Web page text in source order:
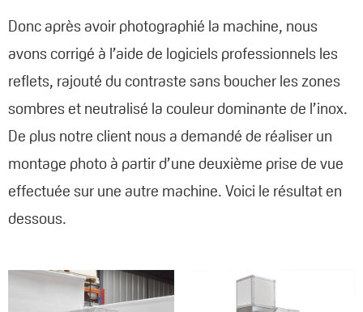
Donc après avoir photographié la machine, nous
avons corrigé à l’aide de logiciels professionnels les
reflets, rajouté du contraste sans boucher les zones
sombres et neutralisé la couleur dominante de l’inox.
De plus notre client nous a demandé de réaliser un
montage photo à partir d’une deuxième prise de vue
effectuée sur une autre machine. Voici le résultat en
dessous.